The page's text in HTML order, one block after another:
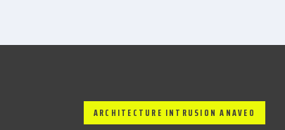
ARCHITECTURE INTRUSION ANAVEO